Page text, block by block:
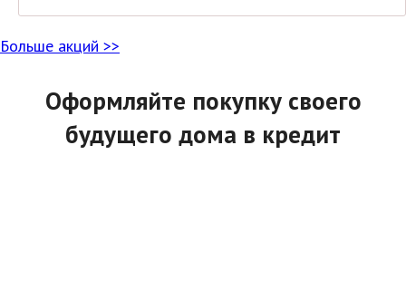
Больше акций >>
Оформляйте покупку своего
будущего дома в кредит